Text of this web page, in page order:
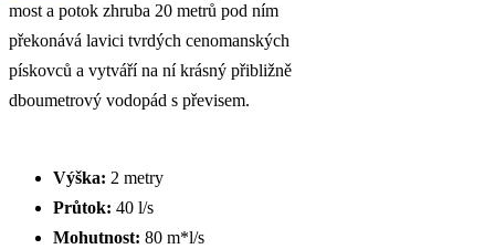
most a potok zhruba 20 metrů pod ním
překonává lavici tvrdých cenomanských
pískovců a vytváří na ní krásný přibližně
dboumetrový vodopád s převisem.
Výška: 2 metry
Průtok: 40 l/s
Mohutnost: 80 m*l/s